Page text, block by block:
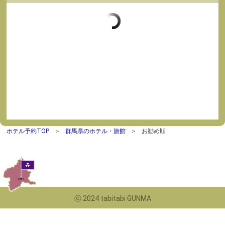
ホテル予約TOP 群馬県のホテル・旅館 お勧め順
ⓒ 2024 tabitabi GUNMA